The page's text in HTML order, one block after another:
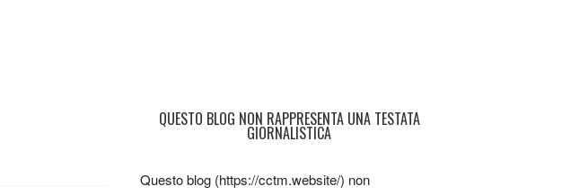
QUESTO BLOG NON RAPPRESENTA UNA TESTATA
GIORNALISTICA
Questo blog (https://cctm.website/) non